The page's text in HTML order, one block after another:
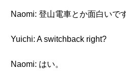
Naomi: 登山電車とか面白いで
Yuichi: A switchback right?
Naomi: はい。